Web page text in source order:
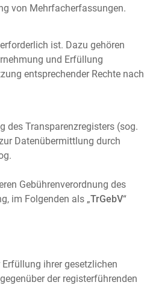
von Mehrfacherfassungen.
ist. Dazu gehören
und Erfüllung
entsprechender Rechte nach
des Transparenzregisters (sog.
Datenübermittlung durch
Gebührenverordnung des
im Folgenden als „TrGebV“
ihrer gesetzlichen
der registerführenden